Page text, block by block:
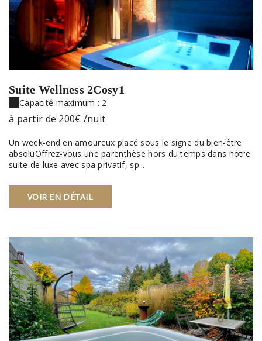
Suite Wellness 2Cosy1
Capacité maximum : 2
à partir de 200€ /nuit
Un week-end en amoureux placé sous le signe du bien-être
absoluOffrez-vous une parenthèse hors du temps dans notre
suite de luxe avec spa privatif, sp...
VOIR EN DÉTAIL